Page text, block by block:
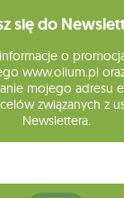
się do
o
www.olium.pl
mojego adresu
związanych z
Newslettera.